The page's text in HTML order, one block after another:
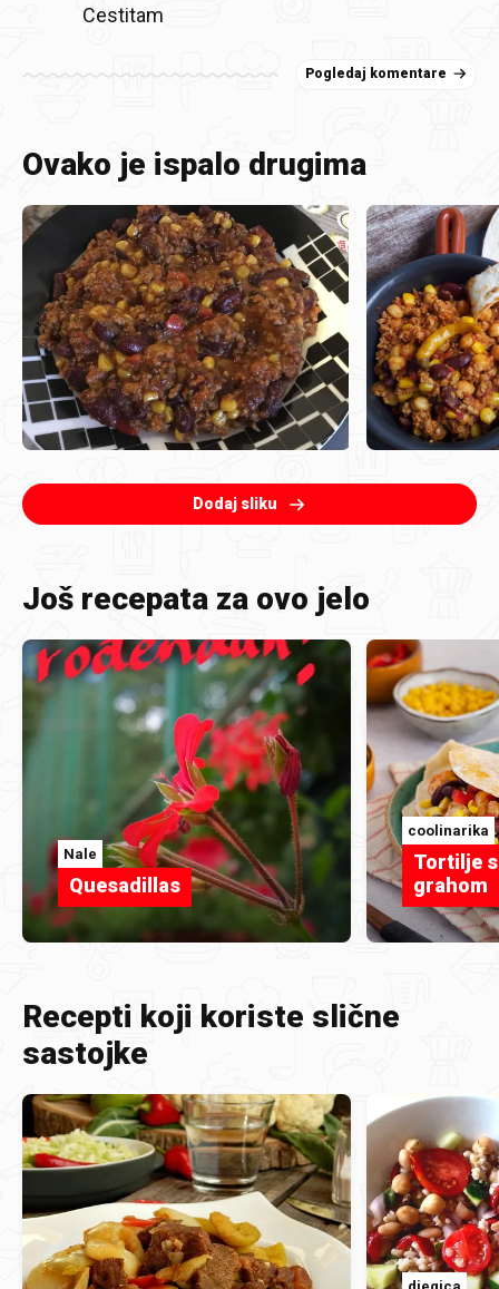
Cestitam
Pogledaj komentare
Ovako je ispalo drugima
Dodaj sliku
Još recepata za ovo jelo
Nale
Quesadillas
coolinarika
Tortilje
grahom
Recepti koji koriste slične
sastojke